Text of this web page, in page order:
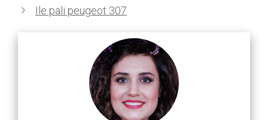
Ile pali peugeot 307